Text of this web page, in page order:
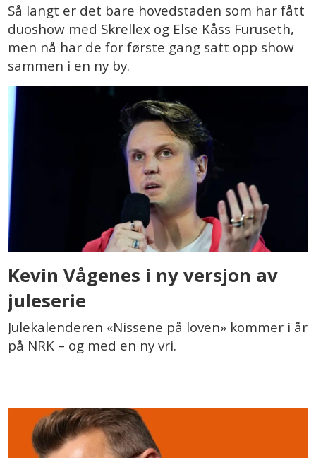
Så langt er det bare hovedstaden som har fått
duoshow med Skrellex og Else Kåss Furuseth,
men nå har de for første gang satt opp show
sammen i en ny by.
Kevin Vågenes i ny versjon av
juleserie
Julekalenderen «Nissene på loven» kommer i år
på NRK – og med en ny vri.